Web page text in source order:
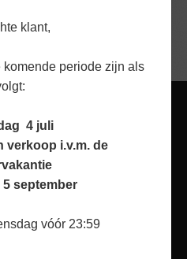
klant,
periode zijn als
4 juli
verkoop i.v.m. de
september
vóór 23:59